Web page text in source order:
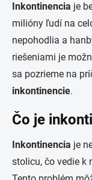
Inkontinencia je
milióny ľudí na
nepohodlia a
riešeniami je
sa pozrieme na
inkontinencie.
Čo je
Inkontinencia je
stolicu, čo vedie k